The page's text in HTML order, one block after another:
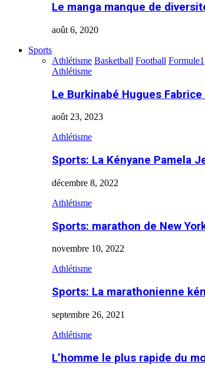
Le manga manque de
août 6, 2020
Sports
Athlétisme Basketball Football Formule1
Athlétisme
Le Burkinabé Hugues
août 23, 2023
Athlétisme
Sports: La Kényane Pamela
décembre 8, 2022
Athlétisme
Sports: marathon de New
novembre 10, 2022
Athlétisme
Sports: La marathonienne
septembre 26, 2021
Athlétisme
L’homme le plus rapide du